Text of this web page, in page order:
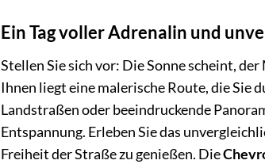
Ein Tag voller Adrenalin und
Stellen Sie sich vor: Die Sonne scheint,
Ihnen liegt eine malerische Route, die Sie
Landstraßen oder beeindruckende
Entspannung. Erleben Sie das
Freiheit der Straße zu genießen. Die